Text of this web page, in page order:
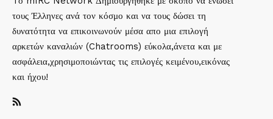
τους Έλληνες ανά τον κόσμο και να τους δώσει τη
δυνατότητα να επικοινωνούν μέσα απο μια επιλογή
αρκετών καναλιών (Chatrooms) εύκολα,άνετα και με
ασφάλεια,χρησιμοποιώντας τις επιλογές κειμένου,εικόνας
και ήχου!